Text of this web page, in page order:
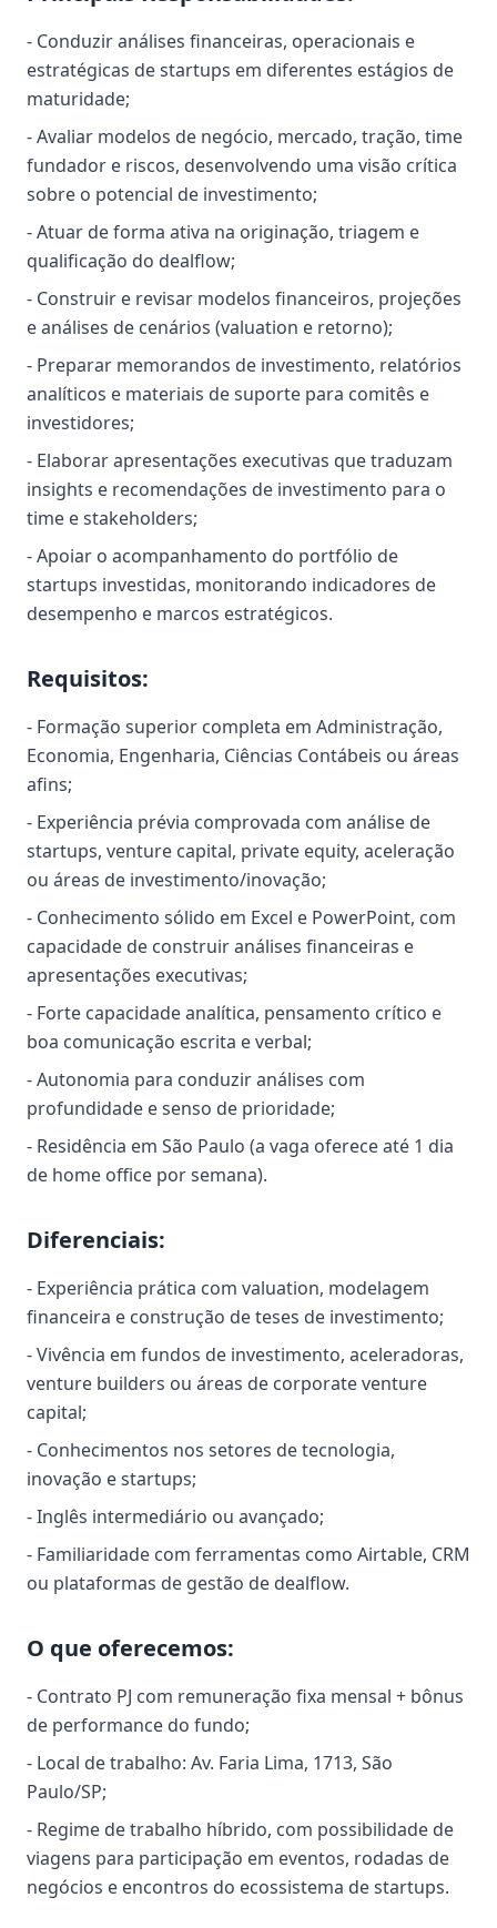
- Conduzir análises financeiras, operacionais e
estratégicas de startups em diferentes estágios de
maturidade;
- Avaliar modelos de negócio, mercado, tração, time
fundador e riscos, desenvolvendo uma visão crítica
sobre o potencial de investimento;
- Atuar de forma ativa na originação, triagem e
qualificação do dealflow;
- Construir e revisar modelos financeiros, projeções
e análises de cenários (valuation e retorno);
- Preparar memorandos de investimento, relatórios
analíticos e materiais de suporte para comitês e
investidores;
- Elaborar apresentações executivas que traduzam
insights e recomendações de investimento para o
time e stakeholders;
- Apoiar o acompanhamento do portfólio de
startups investidas, monitorando indicadores de
desempenho e marcos estratégicos.
Requisitos:
- Formação superior completa em Administração,
Economia, Engenharia, Ciências Contábeis ou áreas
afins;
- Experiência prévia comprovada com análise de
startups, venture capital, private equity, aceleração
ou áreas de investimento/inovação;
- Conhecimento sólido em Excel e PowerPoint, com
capacidade de construir análises financeiras e
apresentações executivas;
- Forte capacidade analítica, pensamento crítico e
boa comunicação escrita e verbal;
- Autonomia para conduzir análises com
profundidade e senso de prioridade;
- Residência em São Paulo (a vaga oferece até 1 dia
de home office por semana).
Diferenciais:
- Experiência prática com valuation, modelagem
financeira e construção de teses de investimento;
- Vivência em fundos de investimento, aceleradoras,
venture builders ou áreas de corporate venture
capital;
- Conhecimentos nos setores de tecnologia,
inovação e startups;
- Inglês intermediário ou avançado;
- Familiaridade com ferramentas como Airtable, CRM
ou plataformas de gestão de dealflow.
O que oferecemos:
- Contrato PJ com remuneração fixa mensal + bônus
de performance do fundo;
- Local de trabalho: Av. Faria Lima, 1713, São
Paulo/SP;
- Regime de trabalho híbrido, com possibilidade de
viagens para participação em eventos, rodadas de
negócios e encontros do ecossistema de startups.